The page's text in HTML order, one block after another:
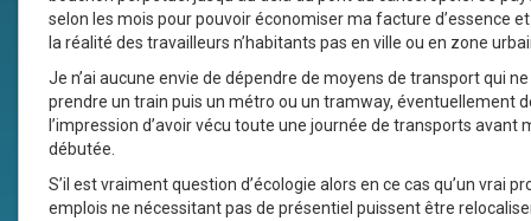
selon les mois pour pouvoir économiser ma facture d’essence
la réalité des travailleurs n’habitants pas en ville ou en zone
Je n’ai aucune envie de dépendre de moyens de transport qui
prendre un train puis un métro ou un tramway, éventuellement
l’impression d’avoir vécu toute une journée de transports avant
débutée.
S’il est vraiment question d’écologie alors en ce cas qu’un vrai
emplois ne nécessitant pas de présentiel puissent être